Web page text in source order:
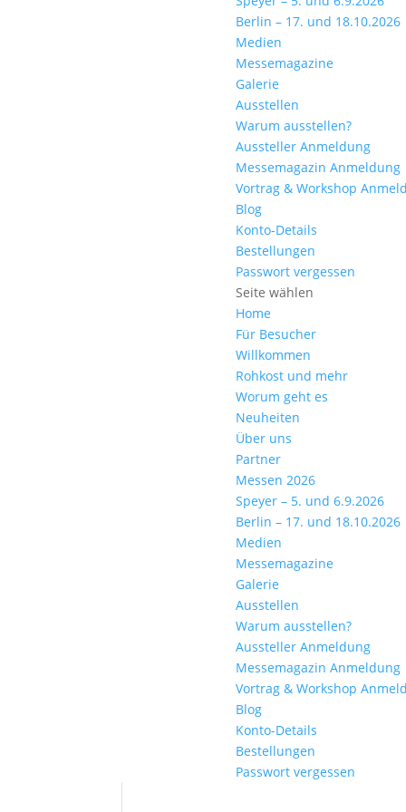
Berlin – 17. und 18.10.2026
Medien
Messemagazine
Galerie
Ausstellen
Warum ausstellen?
Aussteller Anmeldung
Messemagazin Anmeldung
Vortrag & Workshop
Blog
Konto-Details
Bestellungen
Passwort vergessen
Seite wählen
Home
Für Besucher
Willkommen
Rohkost und mehr
Worum geht es
Neuheiten
Über uns
Partner
Messen 2026
Speyer – 5. und 6.9.2026
Berlin – 17. und 18.10.2026
Medien
Messemagazine
Galerie
Ausstellen
Warum ausstellen?
Aussteller Anmeldung
Messemagazin Anmeldung
Vortrag & Workshop
Blog
Konto-Details
Bestellungen
Passwort vergessen